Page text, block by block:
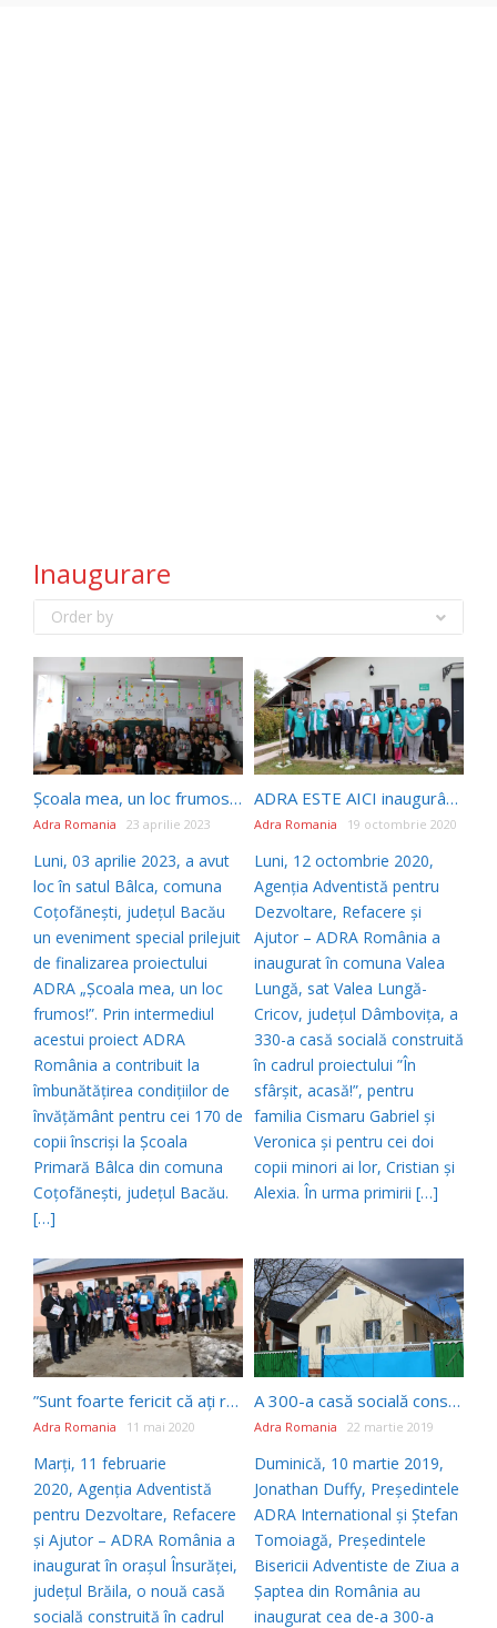
Inaugurare
Order by
Școala mea, un loc frumos! – un nou proiect ADRA România implementat cu succes: „Suntem recunoscători pentru ceea ce ați dăruit copiilor noștri prin munca voastră depusă”
Adra Romania 23 aprilie 2023
Luni, 03 aprilie 2023, a avut
loc în satul Bâlca, comuna
Coțofănești, județul Bacău
un eveniment special prilejuit
de finalizarea proiectului
ADRA „Școala mea, un loc
frumos!”. Prin intermediul
acestui proiect ADRA
România a contribuit la
îmbunătățirea condițiilor de
învățământ pentru cei 170 de
copii înscriși la Școala
Primară Bâlca din comuna
Coțofănești, județul Bacău.
[…]
ADRA ESTE AICI inaugurând a 330-a casă socială construită pentru familia Cismaru prin proiectul „În sfârșit, acasă!”
Adra Romania 19 octombrie 2020
Luni, 12 octombrie 2020,
Agenția Adventistă pentru
Dezvoltare, Refacere și
Ajutor – ADRA România a
inaugurat în comuna Valea
Lungă, sat Valea Lungă-
Cricov, județul Dâmbovița, a
330-a casă socială construită
în cadrul proiectului ”În
sfârșit, acasă!”, pentru
familia Cismaru Gabriel și
Veronica și pentru cei doi
copii minori ai lor, Cristian și
Alexia. În urma primirii […]
”Sunt foarte fericit că ați realizat acest vis al meu. Mulțumesc!” – o nouă casă socială inaugurată de ADRA România în cadrul proiectului ”În sfârșit, acasă!”
Adra Romania 11 mai 2020
Marți, 11 februarie
2020, Agenția Adventistă
pentru Dezvoltare, Refacere
și Ajutor – ADRA România a
inaugurat în orașul Însurăței,
județul Brăila, o nouă casă
socială construită în cadrul
A 300-a casă socială construită de ADRA România inaugurată de Jonathan Duffy, Președintele ADRA Internațional și Ștefan Tomoiagă, Președintele Bisericii Adventiste de Ziua a Șaptea din România
Adra Romania 22 martie 2019
Duminică, 10 martie 2019,
Jonathan Duffy, Președintele
ADRA International și Ștefan
Tomoiagă, Președintele
Bisericii Adventiste de Ziua a
Șaptea din România au
inaugurat cea de-a 300-a